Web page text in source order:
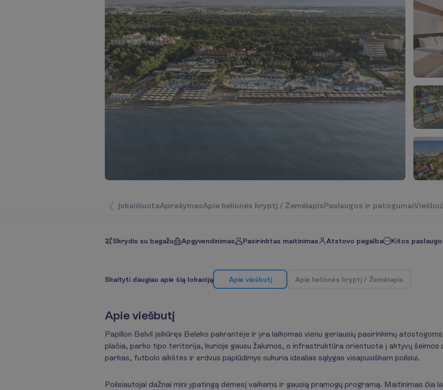
ĮskaičiuotaAprašymasApie kelionės kryptį / ŽemėlapisPaslaugos ir patogumaiViešbu
Skrydis su bagažu Apgyvendinimas Pasirinktas maitinimas Atstovo pagalba Kitos
Skaityti daugiau apie šią lokaciją Apie viešbutį Apie kelionės kryptį / Žemėlapis
Apie viešbutį
Papillon Belvil įsikūręs Beleko pakrantėje ir yra laikomas vienu geriausių pasirinkimų
plačia, parko tipo teritorija, kurioje gausu žalumos, o infrastruktūra orientuota į aktyvų šeimos
parkas, futbolo aikštės ir erdvus paplūdimys sukuria idealias sąlygas visapusiškam poilsiui.
Poilsiautojai dažnai mini ypatingą dėmesį vaikams ir gausią pramogų programą. Maitinimas čia